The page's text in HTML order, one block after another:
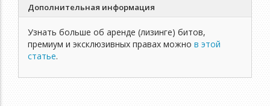
Дополнительная информация
Узнать больше об аренде (лизинге) битов,
премиум и эксклюзивных правах можно в этой
статье.